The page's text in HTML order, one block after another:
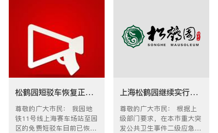
号“上海松鹤园”—进入松鹤
商城…
中介等服务机构进行过合
作！如今,…
松鹤园短驳车恢复正常运行
尊敬的广大市民： 我园地
铁11号线上海赛车场站至园
区的免费短驳车目前已恢复
上海松鹤园继续实行预约祭扫制度的公告
尊敬的广大市民： 根据上
级部门要求，在本市重大突
发公共卫生事件二级应急响